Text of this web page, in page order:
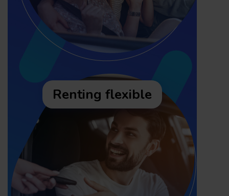
Renting flexible